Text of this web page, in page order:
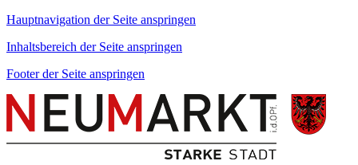
Hauptnavigation der Seite anspringen
Inhaltsbereich der Seite anspringen
Footer der Seite anspringen